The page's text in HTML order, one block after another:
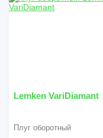
Lemken VariDiamant
Плуг оборотный